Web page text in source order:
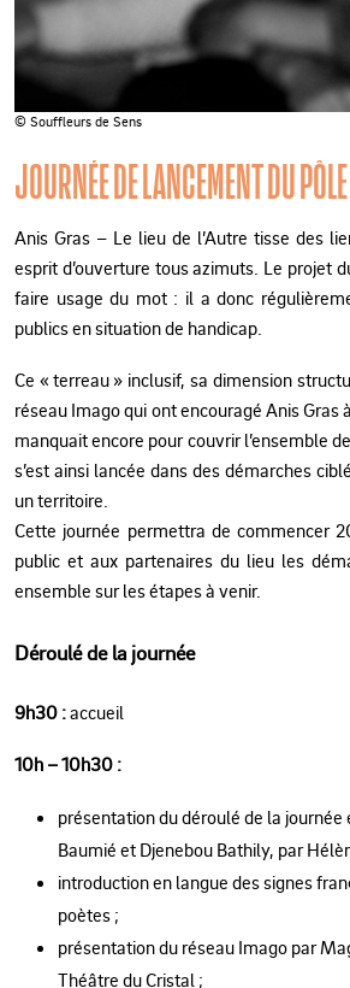
© Souffleurs de Sens
JOURNÉE DE LANCEMENT DU
Anis Gras – Le lieu de l’Autre tisse des
esprit d’ouverture tous azimuts. Le projet
faire usage du mot : il a donc
publics en situation de handicap.
Ce « terreau » inclusif, sa dimension
réseau Imago qui ont encouragé Anis
manquait encore pour couvrir l’ensemble
s’est ainsi lancée dans des démarches
un territoire.
Cette journée permettra de commencer
public et aux partenaires du lieu les
ensemble sur les étapes à venir.
Déroulé de la journée
9h30 :accueil
10h – 10h30 :
présentation du déroulé de la
Baumié et Djenebou Bathily, par
introduction en langue des signes
poètes ;
présentation du réseau Imago par
Théâtre du Cristal ;